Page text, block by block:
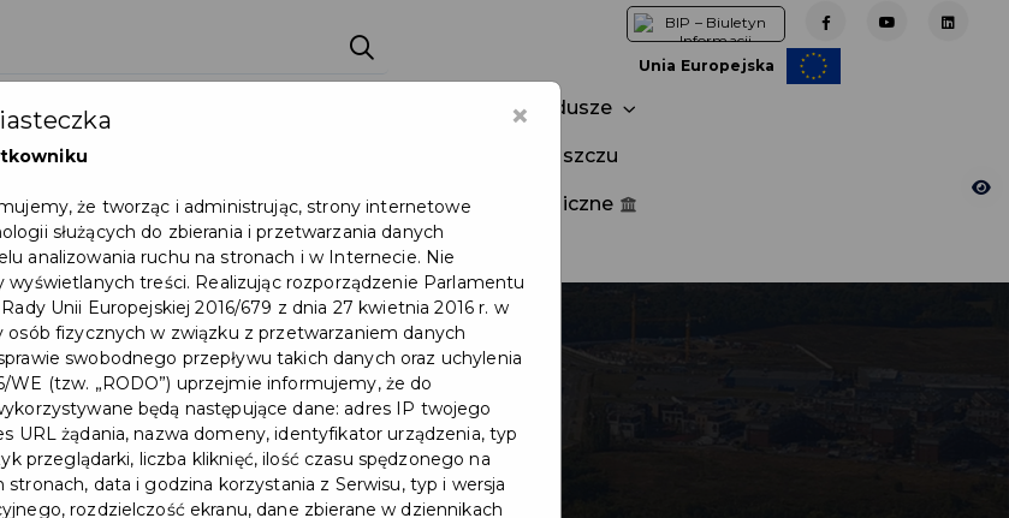
Unia Europejska
Fundusze
Programy Zainwestuj w Pruszczu
Miasta Załatw sprawę Zamówienia publiczne
Ochrona ludności
×
że tworząc i administrując, strony internetowe
służących do zbierania i przetwarzania danych
analizowania ruchu na stronach i w Internecie. Nie
wyświetlanych treści. Realizując rozporządzenie Parlamentu
Unii Europejskiej 2016/679 z dnia 27 kwietnia 2016 r. w
osób fizycznych w związku z przetwarzaniem danych
swobodnego przepływu takich danych oraz uchylenia
WE (tzw. „RODO”) uprzejmie informujemy, że do
będą następujące dane: adres IP twojego
URL żądania, nazwa domeny, identyfikator urządzenia, typ
przeglądarki, liczba kliknięć, ilość czasu spędzonego na
data i godzina korzystania z Serwisu, typ i wersja
rozdzielczość ekranu, dane zbierane w dziennikach